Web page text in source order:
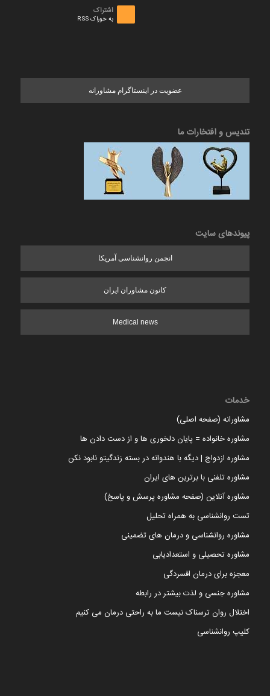
اشتراک
به خوراک RSS
عضویت در اینستاگرام مشاورانه
تندیس و افتخارات ما
پیوندهای سایت
انجمن روانشناسی آمریکا
کانون مشاوران ایران
Medical news
خدمات
مشاورانه (صفحه اصلی)
مشاوره خانواده = پایان دلخوری ها و از دست دادن ها
مشاوره ازدواج | دیگه با هندوانه در بسته زندگیتو نابود نکن
مشاوره تلفنی با برترین های ایران
مشاوره آنلاین (صفحه مشاوره پرسش و پاسخ)
تست روانشناسی به همراه تحلیل
مشاوره روانشناسی و درمان های تضمینی
مشاوره تحصیلی و استعدادیابی
معجزه برای درمان افسردگی
مشاوره جنسی و لذت بیشتر در رابطه
اختلال روان ترسناک نیست ما به راحتی درمان می کنیم
کلیپ روانشناسی